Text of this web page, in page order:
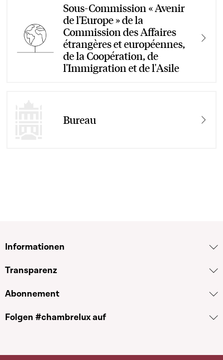
Sous-Commission « Avenir
de l'Europe » de la
Commission des Affaires
étrangères et européennes,
de la Coopération, de
l'Immigration et de l'Asile
Bureau
Informationen
Transparenz
Abonnement
Folgen #chambrelux auf